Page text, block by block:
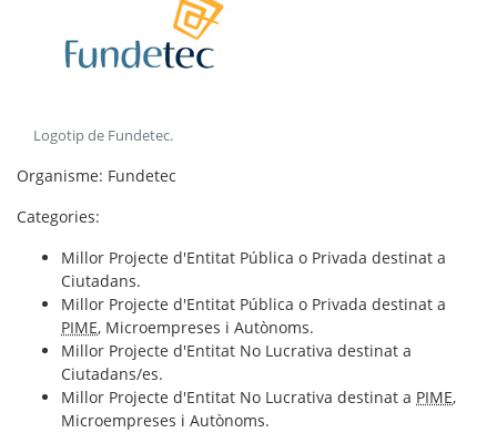
Logotip de Fundetec.
Organisme: Fundetec
Categories:
Millor Projecte d'Entitat Pública o Privada destinat a
Ciutadans.
Millor Projecte d'Entitat Pública o Privada destinat a
PIME, Microempreses i Autònoms.
Millor Projecte d'Entitat No Lucrativa destinat a
Ciutadans/es.
Millor Projecte d'Entitat No Lucrativa destinat a PIME,
Microempreses i Autònoms.